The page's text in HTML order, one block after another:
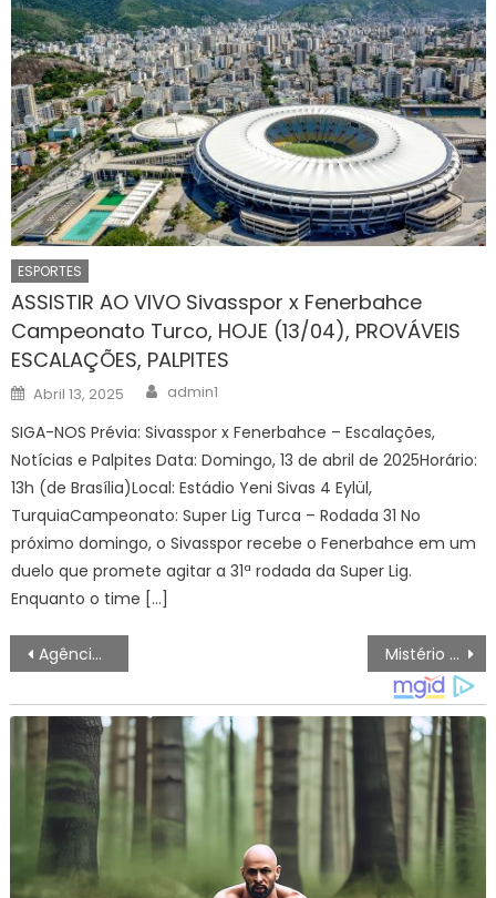
ESPORTES
ASSISTIR AO VIVO Sivasspor x Fenerbahce
Campeonato Turco, HOJE (13/04), PROVÁVEIS
ESCALAÇÕES, PALPITES
Posted
on
Abril 13, 2025 Author
admin1
SIGA-NOS Prévia: Sivasspor x Fenerbahce – Escalações,
Notícias e Palpites Data: Domingo, 13 de abril de 2025Horário:
13h (de Brasília)Local: Estádio Yeni Sivas 4 Eylül,
TurquiaCampeonato: Super Lig Turca – Rodada 31 No
próximo domingo, o Sivasspor recebe o Fenerbahce em um
duelo que promete agitar a 31ª rodada da Super Lig.
Enquanto o time […]
Navegação
de
artigos
Agência Minas Gerais | Governo de Minas paga R$ 104,5 milhões do Propag à União Mistério envolve morte de atriz de novela exibida no Brasil e primeiras informações apontam possível causa